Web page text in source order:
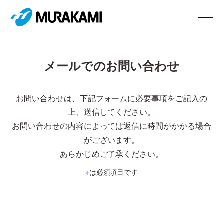
メールでのお問い合わせ
お問い合わせは、下記フォームに必要事項をご記入の
上、送信してください。
お問い合わせの内容によっては返信に時間がかかる場合
がございます。
あらかじめご了承ください。
※は必須項目です